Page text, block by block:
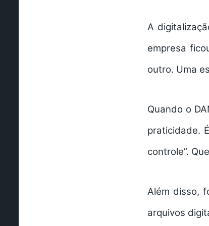
A
empresa
outro. Uma
Quando o
praticidade.
controle”.
Além disso,
arquivos